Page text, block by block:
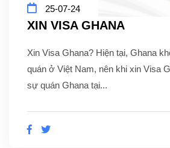
25-07-24
XIN VISA GHANA
Xin Visa Ghana? Hiện tại, Ghana
quán ở Việt Nam, nên khi xin Visa
sự quán Ghana tại...